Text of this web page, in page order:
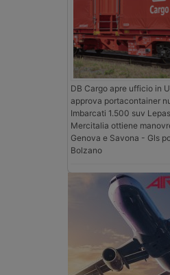
DB Cargo apre ufficio in
approva portacontainer
Imbarcati 1.500 suv
Mercitalia ottiene
Genova e Savona - Gls
Bolzano